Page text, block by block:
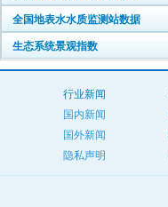
全国地表水水质监测站数据
生态系统景观指数
行业新闻
国内新闻
国外新闻
隐私声明